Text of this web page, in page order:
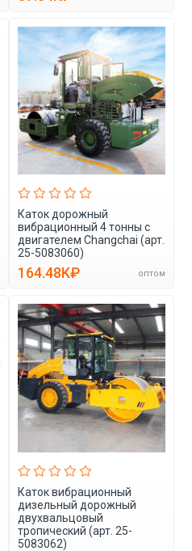
Каток дорожный
вибрационный 4 тонны с
двигателем Changchai (арт.
25-5083060)
164.48K₽ оптом
Каток вибрационный
дизельный дорожный
двухвальцовый
тропический (арт. 25-
5083062)